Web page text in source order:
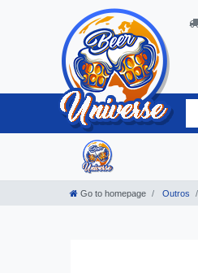
Go to homepage Outros